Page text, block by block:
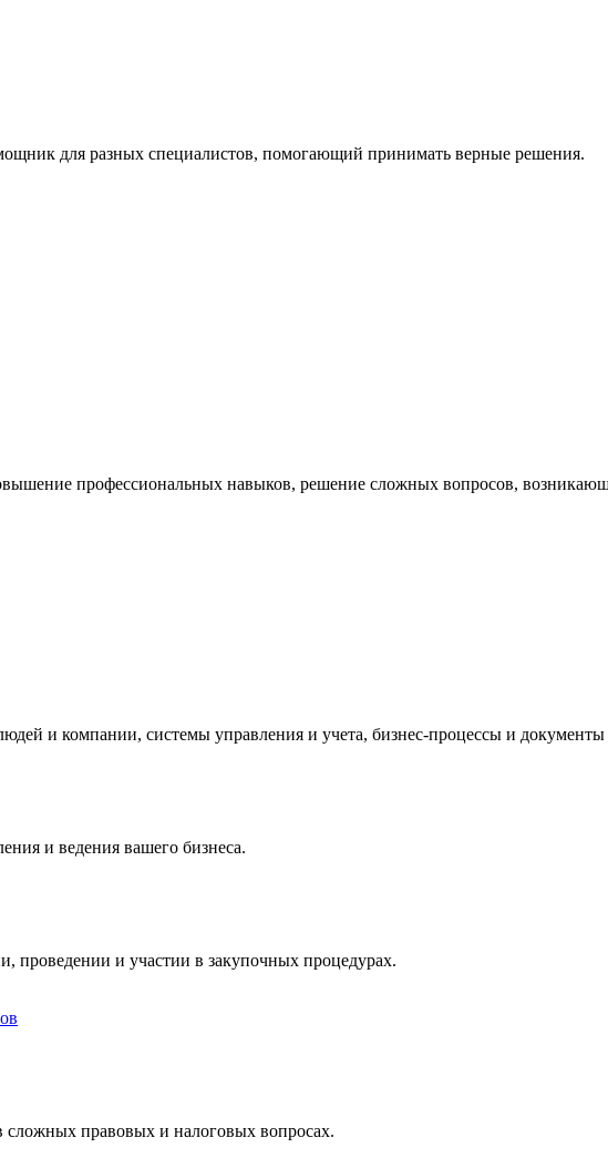
для разных специалистов, помогающий принимать верные решения.
профессиональных навыков, решение сложных вопросов,
и компании, системы управления и учета, бизнес-процессы и документы
и ведения вашего бизнеса.
проведении и участии в закупочных процедурах.
сложных правовых и налоговых вопросах.